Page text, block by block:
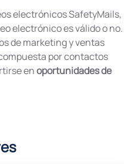
electrónicos SafetyMails,
electrónico es válido o no.
de marketing y ventas
por contactos
enoportunidades de